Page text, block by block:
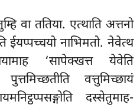
वा ततिया. एत्थाति अत्तनो
ईयप्पच्चयो नाभिमतो. नेवेत्थ
‘सापेक्खत्त येवेति
वत्तुमिच्छायं
दस्सेतुमाह-